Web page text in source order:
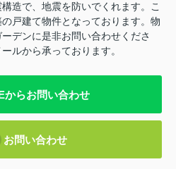
造で、地震を防いでくれます。こ
戸建て物件となっております。物
デンに是非お問い合わせくださ
ルから承っております。
からお問い合わせ
お問い合わせ